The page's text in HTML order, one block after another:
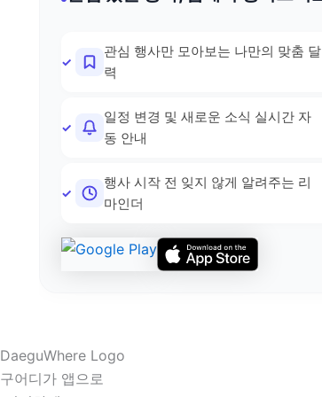
관심 행사만 모아보는 나만의 맞춤 달
력
일정 변경 및 새로운 소식 실시간 자
동 안내
행사 시작 전 잊지 않게 알려주는 리
마인더
어디가 앱으로